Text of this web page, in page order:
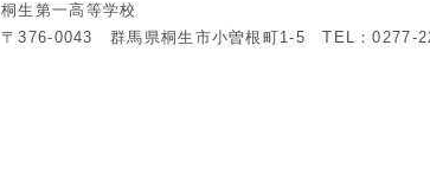
桐生第一高等学校
〒376-0043 群馬県桐生市小曽根町1-5 TEL：0277-